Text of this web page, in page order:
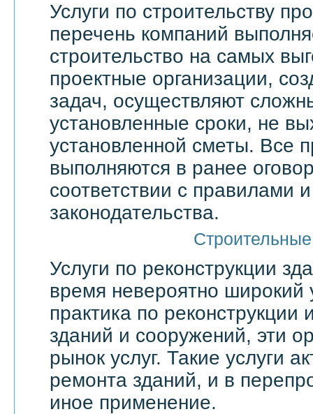
Услуги по строительству
перечень компаний
строительство на самых
проектные организации,
задач, осуществляют
установленные сроки, не
установленной сметы. Все
выполняются в ранее
соответствии с правилами
законодательства.
Строительные
Услуги по реконструкции
время невероятно широкий
практика по реконструкции
зданий и сооружений, эти
рынок услуг. Такие услуги
ремонта зданий, и в
иное применение.